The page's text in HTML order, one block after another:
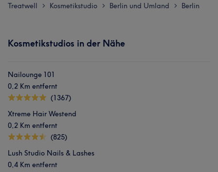
Treatwell > Kosmetikstudio > Berlin und Umland > Berlin
Kosmetikstudios in der Nähe
Nailounge 101
0,2 Km entfernt
(1367)
Xtreme Hair Westend
0,2 Km entfernt
(825)
Lush Studio Nails & Lashes
0,4 Km entfernt